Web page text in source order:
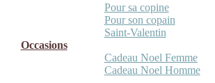
Pour sa copine
Pour son copain
Saint-Valentin
Occasions
Cadeau Noel Femme
Cadeau Noel Homme